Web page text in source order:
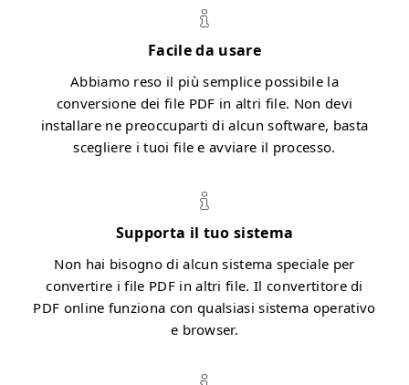
Facile da usare
Abbiamo reso il più semplice possibile la
conversione dei file PDF in altri file. Non devi
installare ne preoccuparti di alcun software, basta
scegliere i tuoi file e avviare il processo.
Supporta il tuo sistema
Non hai bisogno di alcun sistema speciale per
convertire i file PDF in altri file. Il convertitore di
PDF online funziona con qualsiasi sistema operativo
e browser.